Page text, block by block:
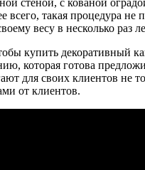
всего, такая процедура
весу в несколько раз
купить декоративный
которая готова
для своих клиентов не
от клиентов.